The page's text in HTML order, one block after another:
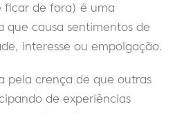
ficar de fora) é uma
que causa sentimentos de
interesse ou empolgação.
pela crença de que outras
de experiências